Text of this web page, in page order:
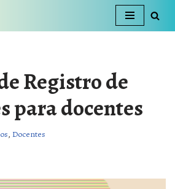
Registro de
para docentes
, Docentes